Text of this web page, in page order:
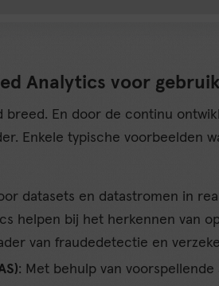
Analytics voor
breed. En door de continu
Enkele typische voorbeelden
datasets en datastromen in
helpen bij het herkennen van
van fraudedetectie en
: Met behulp van voorspellende